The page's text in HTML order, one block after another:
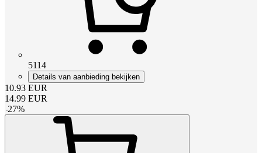
5114
Details van aanbieding bekijken
10.93 EUR
14.99 EUR
-27%